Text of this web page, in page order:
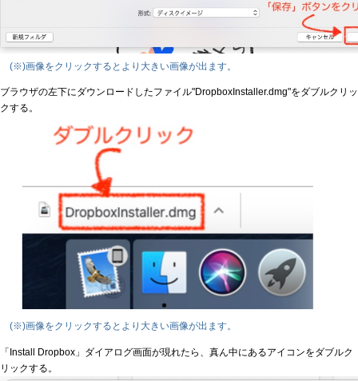
(※)画像をクリックするとより大きい画像が出ます。
ブラウザの左下にダウンロードしたファイル"DropboxInstaller.dmg"をダブルクリッ
クする。
(※)画像をクリックするとより大きい画像が出ます。
「Install Dropbox」ダイアログ画面が現れたら、真ん中にあるアイコンをダブルク
リックする。